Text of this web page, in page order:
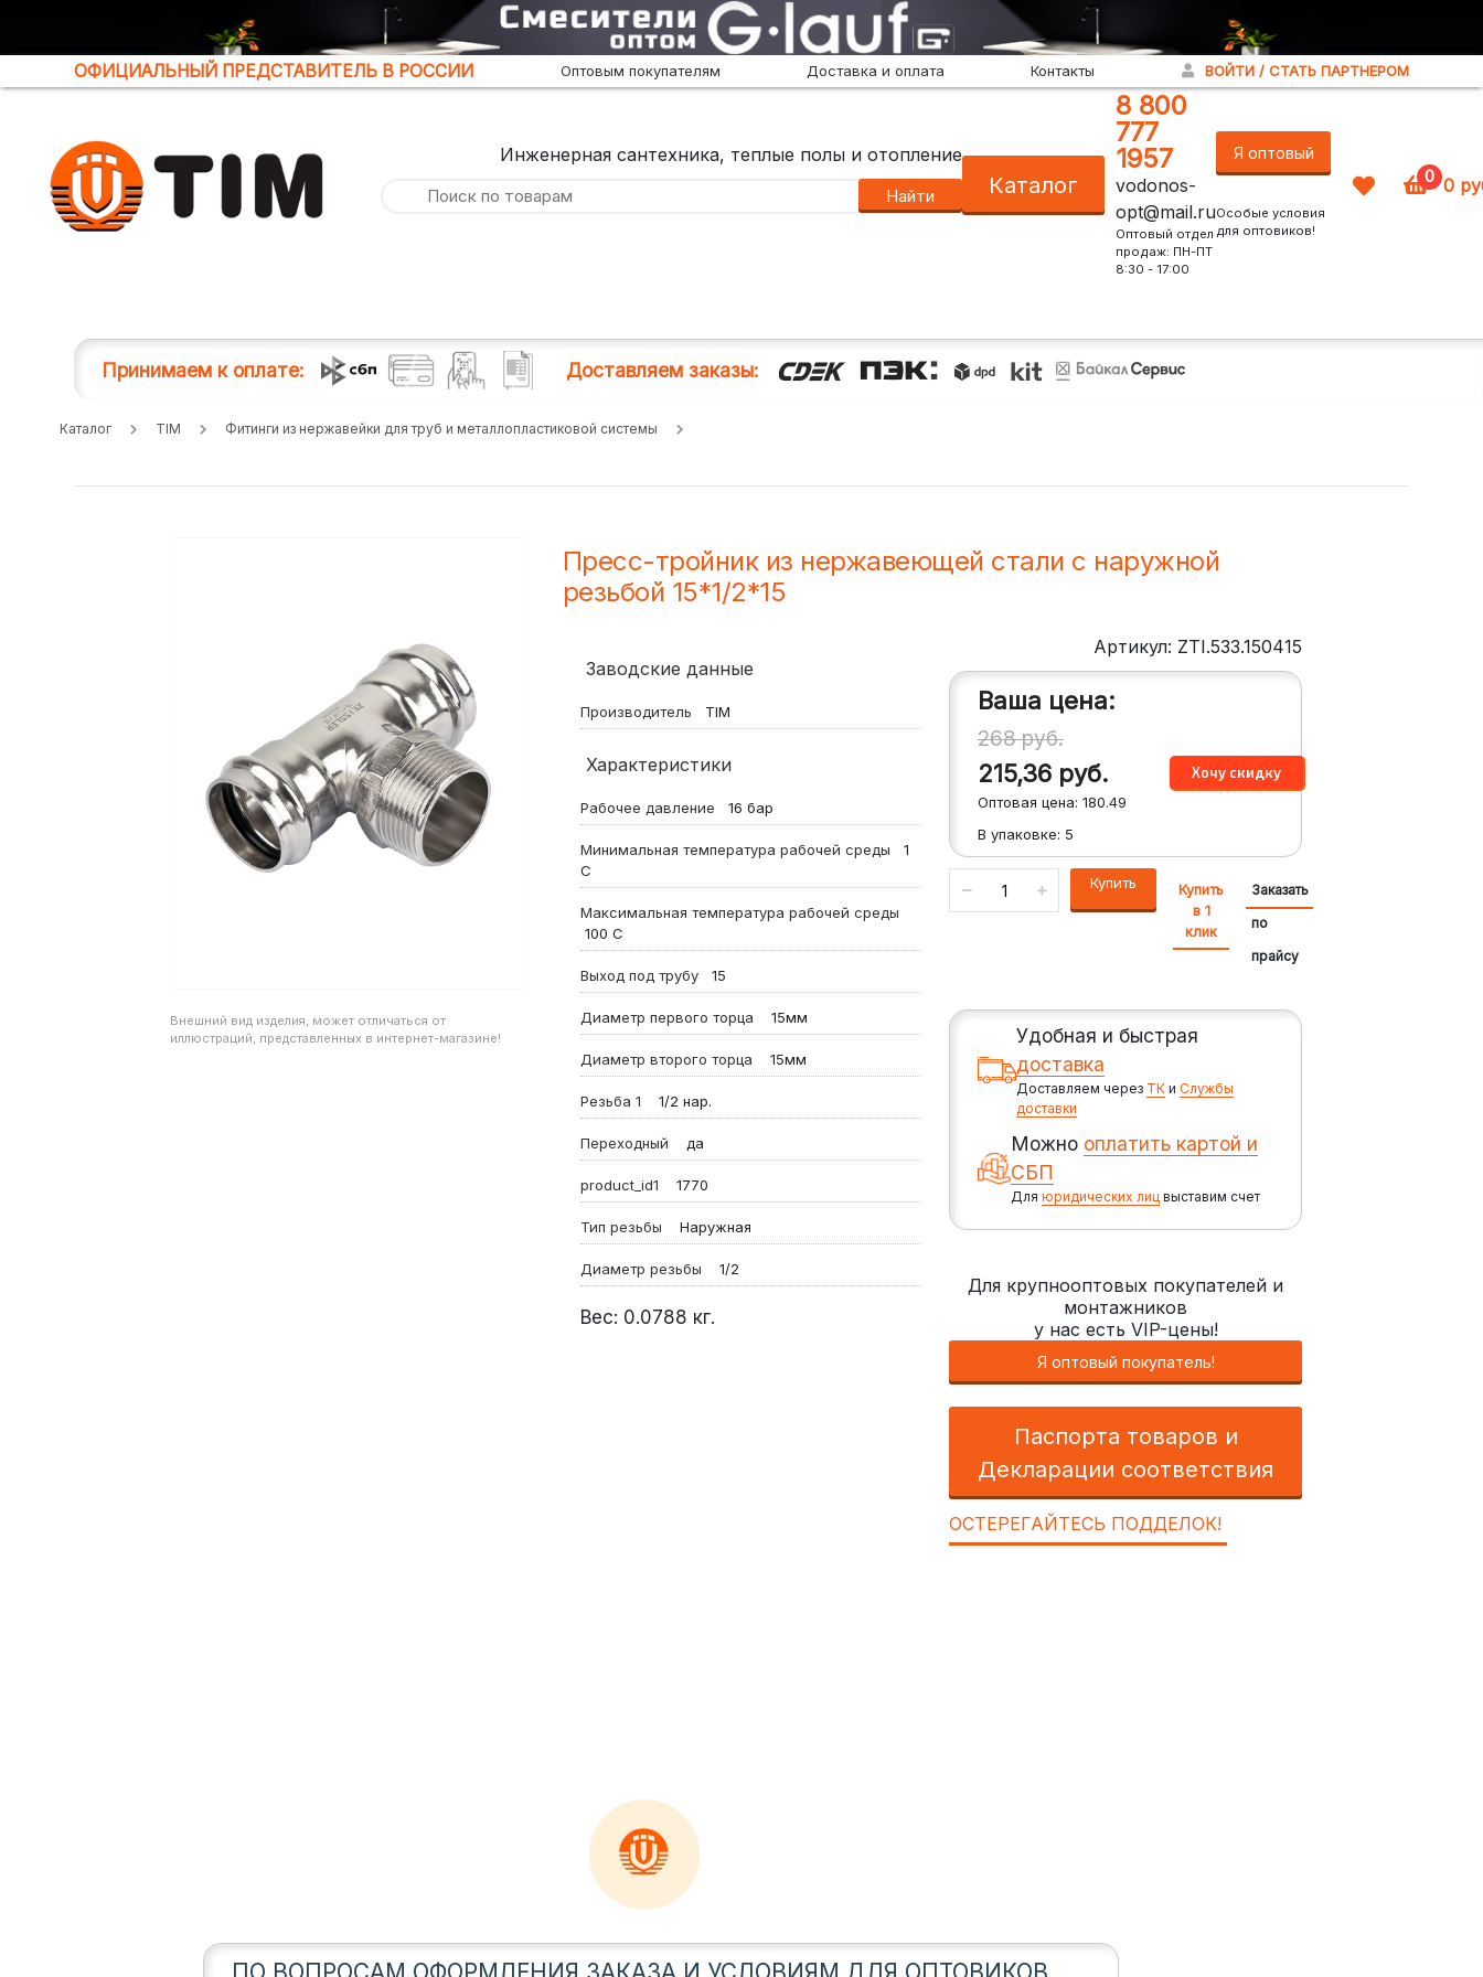
ОФИЦИАЛЬНЫЙ ПРЕДСТАВИТЕЛЬ В РОССИИ Оптовым покупателям Доставка и оплата Контакты ВОЙТИ / СТАТЬ ПАРТНЕРОМ
Инженерная сантехника, теплые полы и отопление
Найти Каталог
8 800
777
1957
vodonos-
opt@mail.ru
Оптовый отдел
продаж: ПН-ПТ
8:30 - 17:00
Я оптовый
Особые условия
для оптовиков!
0 0
Принимаем к оплате: Доставляем заказы:
Каталог TIM Фитинги из нержавейки для труб и металлопластиковой системы
Внешний вид изделия, может отличаться от
иллюстраций, представленных в интернет-магазине!
Пресс-тройник из нержавеющей стали с наружной
резьбой 15*1/2*15
Заводские данные
Производитель TIM
Характеристики
Рабочее давление 16 бар
Минимальная температура рабочей среды
1
С
Максимальная температура рабочей среды
100 С
Выход под трубу 15
Диаметр первого торца 15мм
Диаметр второго торца 15мм
Резьба 1 1/2 нар.
Переходный да
product_id1 1770
Тип резьбы Наружная
Диаметр резьбы 1/2
Вес: 0.0788 кг.
Артикул: ZTI.533.150415
Ваша цена:
268руб.
215,36 руб.
Оптовая цена:180.49
В упаковке: 5
Купить
Купить
в 1
клик
Заказать
по
прайсу
Удобная и быстрая
доставка
Доставляем через ТКи Службы
доставки
Можно оплатить картой и
СБП
Для юридических лицвыставим счет
Для крупнооптовых покупателей и
монтажников
у нас есть VIP-цены!
Я оптовый покупатель!
Паспорта товаров и
Декларации соответствия
ОСТЕРЕГАЙТЕСЬ ПОДДЕЛОК!